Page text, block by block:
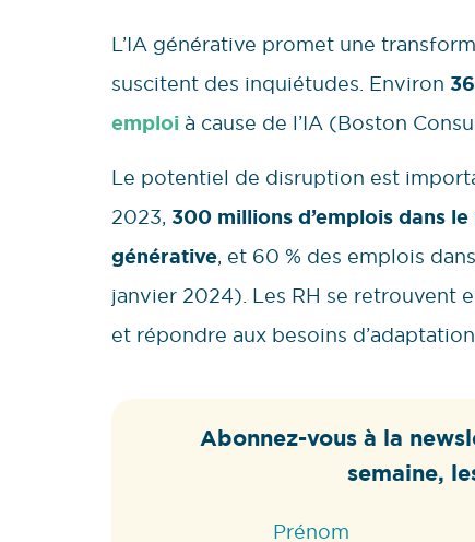
L’IA générative promet une
suscitent des inquiétudes. Environ
emploi à cause de l’IA (Boston
Le potentiel de disruption est
2023, 300 millions d’emplois dans
générative, et 60 % des emplois
janvier 2024). Les RH se retrouvent
et répondre aux besoins
Abonnez-vous à la
semaine,
Prénom